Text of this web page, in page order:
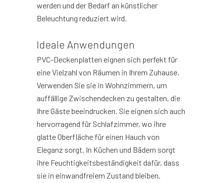
werden und der Bedarf an künstlicher
Beleuchtung reduziert wird.
Ideale Anwendungen
PVC-Deckenplatten eignen sich perfekt für
eine Vielzahl von Räumen in Ihrem Zuhause.
Verwenden Sie sie in Wohnzimmern, um
auffällige Zwischendecken zu gestalten, die
Ihre Gäste beeindrucken. Sie eignen sich auch
hervorragend für Schlafzimmer, wo ihre
glatte Oberfläche für einen Hauch von
Eleganz sorgt. In Küchen und Bädern sorgt
ihre Feuchtigkeitsbeständigkeit dafür, dass
sie in einwandfreiem Zustand bleiben.